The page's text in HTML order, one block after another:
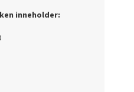
inneholder: